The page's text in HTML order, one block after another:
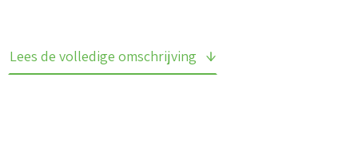
Lees de volledige omschrijving